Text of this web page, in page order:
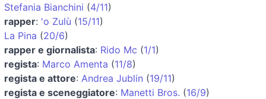
Stefania Bianchini (4/11)
rapper: 'o Zulù (15/11)
La Pina (20/6)
rapper e giornalista: Rido Mc (1/1)
regista: Marco Amenta (11/8)
regista e attore: Andrea Jublin (19/11)
regista e sceneggiatore: Manetti Bros. (16/9)